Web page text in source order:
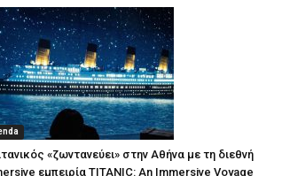
«ζωντανεύει» στην Αθήνα με τη διεθνή
εμπειρία TITANIC: An Immersive Voyage